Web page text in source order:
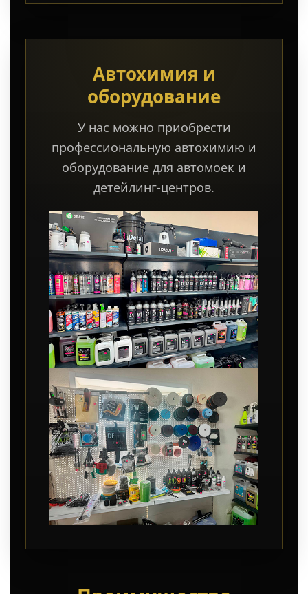
Автохимия и
оборудование
У нас можно приобрести
профессиональную автохимию и
оборудование для автомоек и
детейлинг-центров.